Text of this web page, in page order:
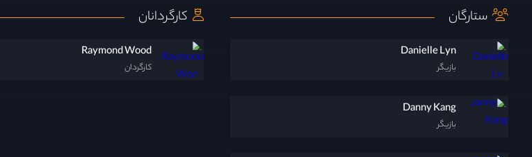
ستارگان
Danielle Lyn
بازیگر
Danny Kang
بازیگر
کارگردانان
Raymond Wood
کارگردان